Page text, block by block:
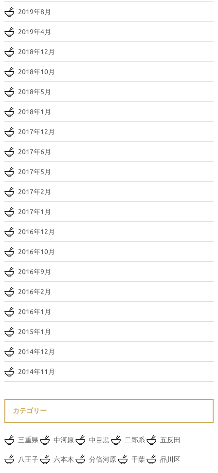
2019年8月
2019年4月
2018年12月
2018年10月
2018年5月
2018年1月
2017年12月
2017年6月
2017年5月
2017年2月
2017年1月
2016年12月
2016年10月
2016年9月
2016年2月
2016年1月
2015年1月
2014年12月
2014年11月
カテゴリー
三重県 中河原 中目黒 二郎系 五反田
八王子 六本木 分倍河原 千葉 品川区